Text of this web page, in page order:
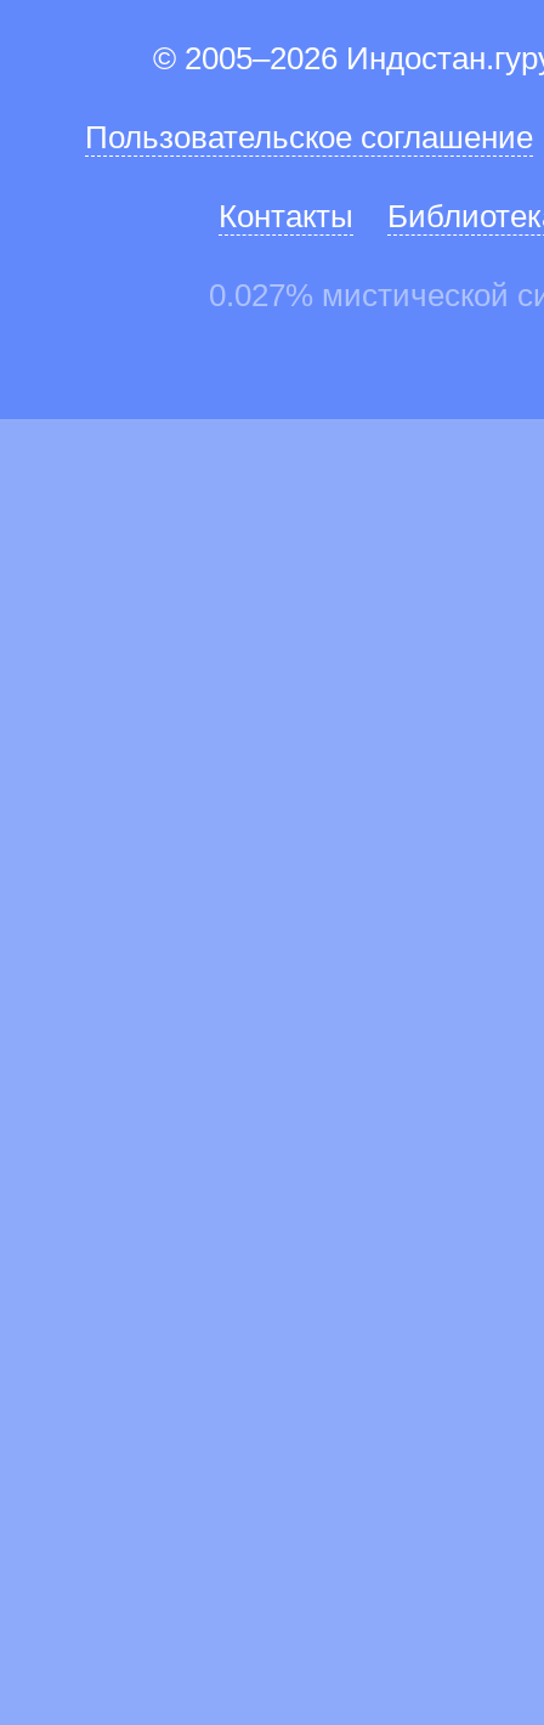
© 2005–2026
Пользовательское соглашение
Контакты
0.027% мистической